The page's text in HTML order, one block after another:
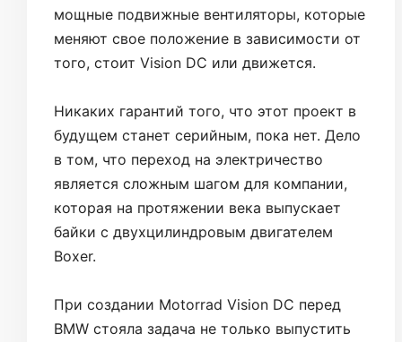
мощные подвижные вентиляторы, которые
меняют свое положение в зависимости от
того, стоит Vision DC или движется.
Никаких гарантий того, что этот проект в
будущем станет серийным, пока нет. Дело
в том, что переход на электричество
является сложным шагом для компании,
которая на протяжении века выпускает
байки с двухцилиндровым двигателем
Boxer.
При создании Motorrad Vision DC перед
BMW стояла задача не только выпустить